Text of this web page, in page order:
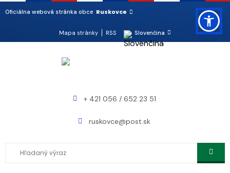
Oficiálna webová stránka obce Ruskovce
Mapa stránky RSS Slovenčina
+ 421 056 / 652 23 51
ruskovce@post.sk